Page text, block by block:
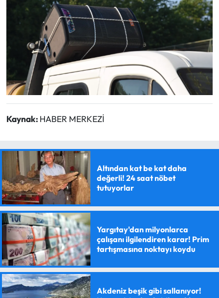
Kaynak: HABER MERKEZİ
Altından kat be kat daha
değerli! 24 saat nöbet
tutuyorlar
Yargıtay'dan milyonlarca
çalışanı ilgilendiren karar! Prim
tartışmasına noktayı koydu
Akdeniz beşik gibi sallanıyor!